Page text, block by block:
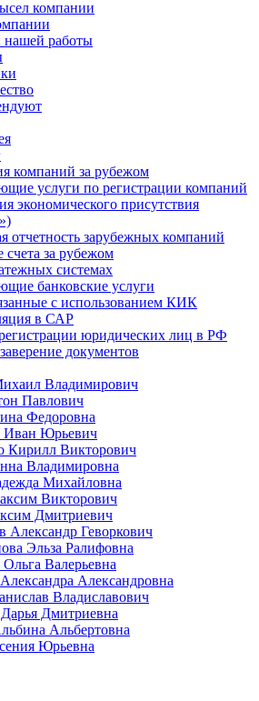
компании
работы
компаний за рубежом
услуги по регистрации компаний
экономического присутствия
отчетность зарубежных компаний
счета за рубежом
системах
банковские услуги
с использованием КИК
в САР
юридических лиц в РФ
документов
Владимирович
Павлович
Федоровна
Иван Юрьевич
Кирилл Викторович
Владимировна
Михайловна
Викторович
Дмитриевич
Александр Геворкович
Эльза Ралифовна
Валерьевна
Александровна
Владиславович
Дмитриевна
Альбертовна
Юрьевна